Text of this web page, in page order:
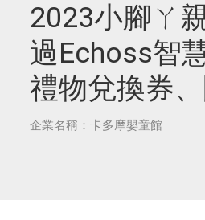
2023小腳ㄚ
過Echoss智
禮物兌換券
企業名稱：卡多摩嬰童館